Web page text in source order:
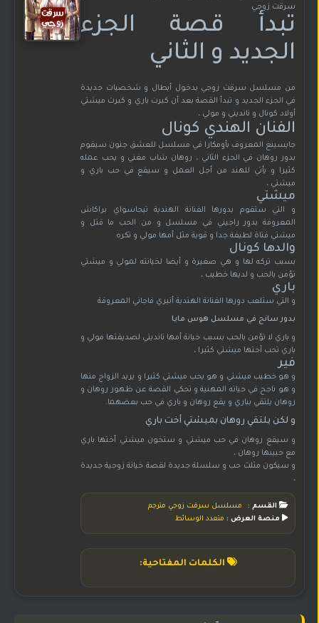
سرقت زوجي
تبدأ قصة الجزء
الجديد و الثاني
من مسلسل سرقت زوجي بدخول أبطال و شخصيات جديدة
في الجزء الجديد و تبدأ القصة بعد أن كبرت باري و كبرت ميشتي
أولاد كونال و نانديني و مولي ،
الفنان الهندي كونال
جايسينغ المعروف بأومكارا في مسلسل للعشق جنون سيقوم
بدور روهان في الجزء الثاني ، روهان شاب مغني و يحب عمله
كثيرا و يأتي للهند من أجل العمل و سيقع في حب باري و
ميشتي ،
ميشتي
و التي ستقوم بدورها الفنانة الهندية تيجاسواي براكاش
المعروفة بدور راجيني في مسلسل و من الحب ما قتل و
ميشتي فتاة لطيفة جدا و قوية مثل أمها مولي و تكره
والدها كونال
بسبب تركه لها و هي صغيرة و أيضا لخيانته لمولي و ميشتي
تؤمن بالحب و لديها خطيب ،
باري
و التي ستلعب دورها الفنانة الهندية أنيري فاجاني المعروفة
بدور سانج في مسلسل هوس مايا
و باري لا تؤمن بالحب بسبب خيانة أمها نانديني لصديقتها مولي و
باري تحب أختها ميشتي كثيرا ،
فير
و هو خطيب ميشتي و هو يحب ميشتي كثيرا و يريد الزواج منها
و هو ناجح في حياته المهنية و تحكي القصة عن ظهور روهان و
روهان يلتقي بباري و يقع روهان و باري في حب بعضهما.
و لكن يلتقي روهان بميشتي أخت باري
و سيقع روهان في حب ميشتي و ستخون ميشتي أختها باري
مع حبيبها روهان ،
و سيكون مثلث حب و سلسلة جديدة لقصة خيانة زوجية جديدة
،
القسم :
مسلسل سرقت زوجي مترجم
منصة العرض : متعدد الوسائط
الكلمات المفتاحية: